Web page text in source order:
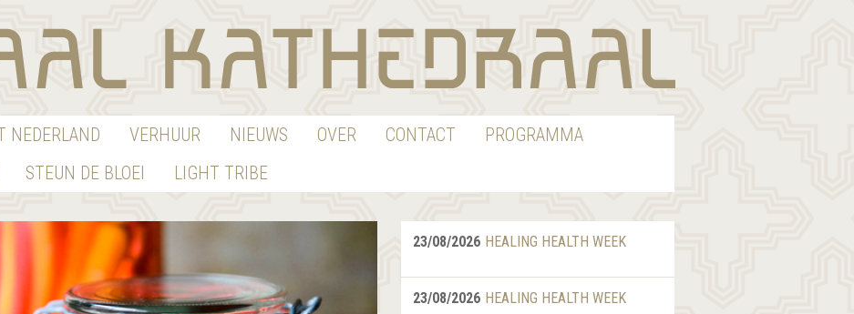
NEDERLAND VERHUUR NIEUWS OVER CONTACT
PROGRAMMA
STEUN DE BLOEI LIGHT TRIBE
23/08/2026 HEALING HEALTH WEEK
23/08/2026 HEALING HEALTH WEEK